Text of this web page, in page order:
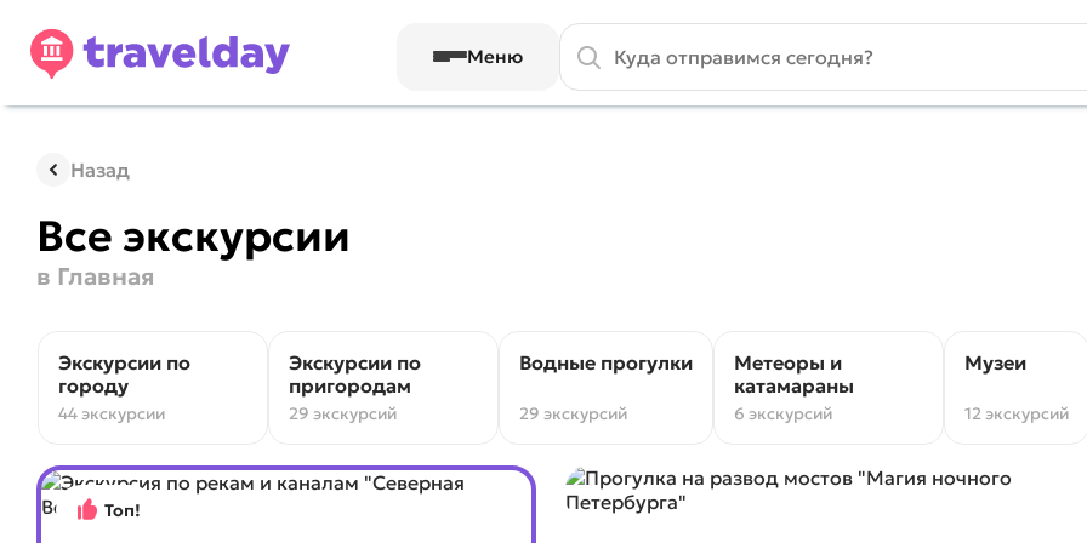
Меню
Назад
Все экскурсии
в Главная
Экскурсии по
городу
44 экскурсии
Экскурсии по
пригородам
29 экскурсий
Водные прогулки
29 экскурсий
Метеоры и
катамараны
6 экскурсий
Музеи
12 экскурсий
Топ!